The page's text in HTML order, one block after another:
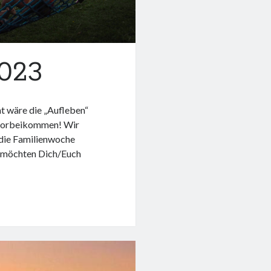
wäre die „Aufleben“
Wir
Familienwoche
Dich/Euch